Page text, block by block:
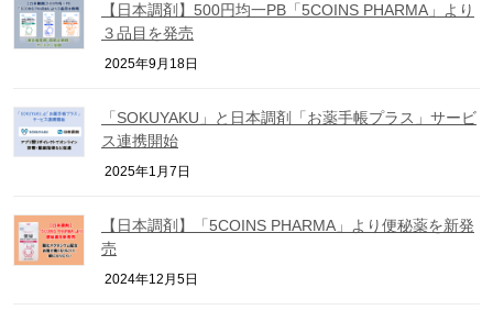
【日本調剤】500円均一PB「5COINS PHARMA」より
３品目を発売
2025年9月18日
「SOKUYAKU」と日本調剤「お薬手帳プラス」サービ
ス連携開始
2025年1月7日
【日本調剤】「5COINS PHARMA」より便秘薬を新発
売
2024年12月5日